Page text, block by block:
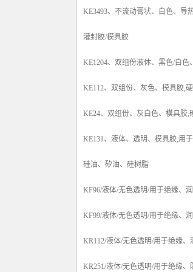
KE3493、不流动膏状、白色、导
灌封胶/模具胶
KE1204、双组份液体、黑色/白
KE112、双组份、灰色、模具胶,
KE24、双组份、灰白色、模具胶,
KE131、液体、透明、模具胶,用
硅油、矽油、硅树脂
KF96/液体/无色透明/用于绝缘、
KF99/液体/无色透明/用于绝缘、
KR112/液体/无色透明/用于绝缘、
KR251/液体/无色透明/用于绝缘